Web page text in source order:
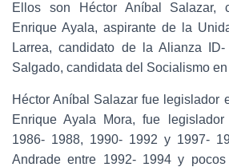
Ellos son Héctor Aníbal Salazar,
Enrique Ayala, aspirante de la
Larrea, candidato de la Alianza
Salgado, candidata del Socialismo
Héctor Aníbal Salazar fue legislador
Enrique Ayala Mora, fue
1986- 1988, 1990- 1992 y 1997-
Andrade entre 1992- 1994 y